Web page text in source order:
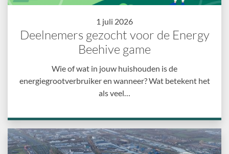
1 juli 2026
Deelnemers gezocht voor de Energy
Beehive game
Wie of wat in jouw huishouden is de
energiegrootverbruiker en wanneer? Wat betekent het
als veel…